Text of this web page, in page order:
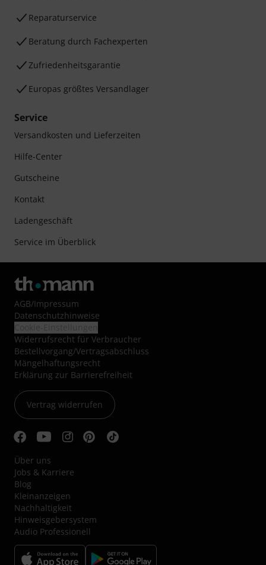
Reparaturservice
Beratung durch Fachexperten
Zufriedenheitsgarantie
Europas größtes Versandlager
Service
Versandkosten und Lieferzeiten
Hilfe-Center
Gutscheine
Kontakt
Ladengeschäft
Service im Überblick
AGB/Impressum
Datenschutzhinweise
Widerrufsrecht für Verbraucher
Bestellvorgang/Vertragsabschluss
Mängelhaftungsrecht
Erklärung zur Barrierefreiheit
Vertrag widerrufen
Über uns
Jobs & Karriere
Blog
Kleinanzeigen
Nachhaltigkeit
Hinweisgebersystem
Audio Professionell